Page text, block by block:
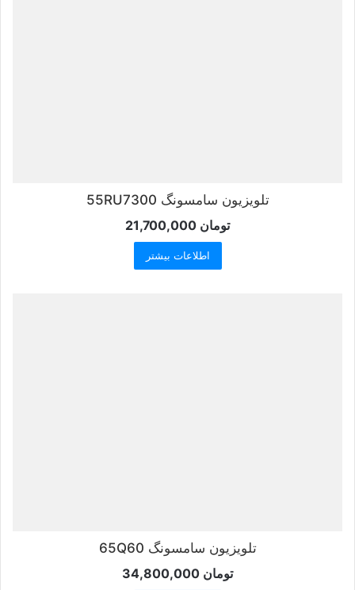
تلویزیون سامسونگ 55RU7300
تومان
اطلاعات بیشتر
تلویزیون سامسونگ 65Q60
تومان